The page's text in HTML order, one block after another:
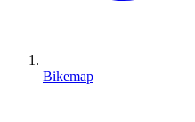
Bikemap